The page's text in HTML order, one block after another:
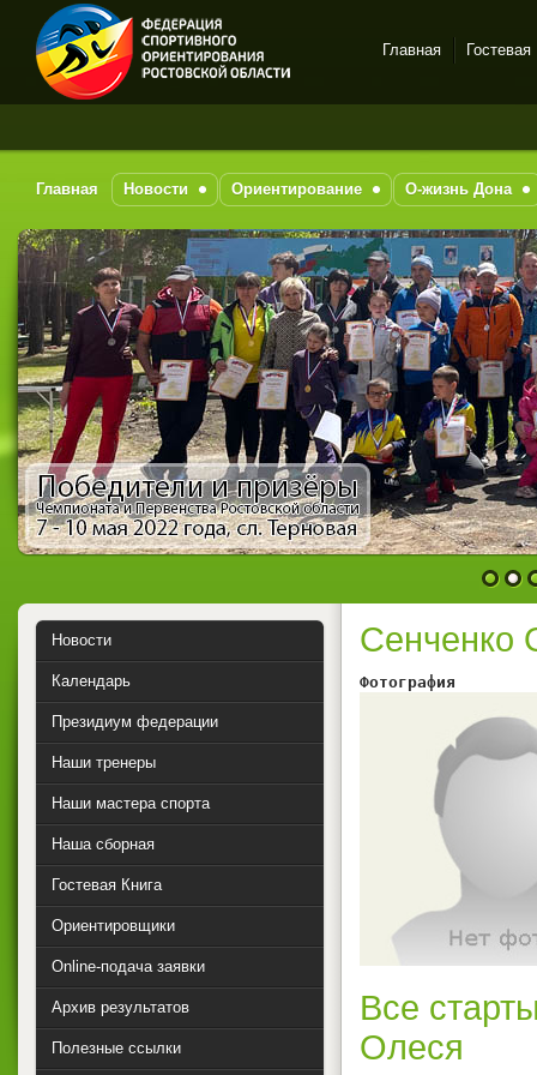
Спортивное
на-Дону
Главная Гостевая
Главная Новости Ориентирование О-жизнь Дона
1 2
Сенченко
Фотография
Все
Олеся
Новости
Календарь
Президиум федерации
Наши тренеры
Наши мастера спорта
Наша сборная
Гостевая Книга
Ориентировщики
Online-подача заявки
Архив результатов
Полезные ссылки